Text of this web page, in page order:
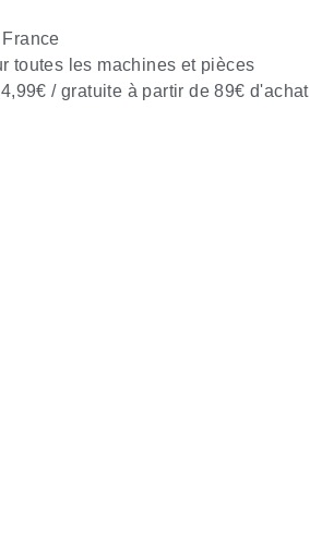
toutes les machines et pièces
/ gratuite à partir de 89€ d'achat